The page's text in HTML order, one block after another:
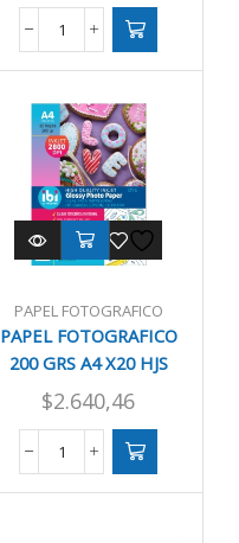
PAPEL
GRS
A4
X50
HJS
HP/CANON/LEMA
cantidad
PAPEL FOTOGRAFICO
PAPEL FOTOGRAFICO
200 GRS A4 X20 HJS
EPSON
$2.640,46
PAPEL